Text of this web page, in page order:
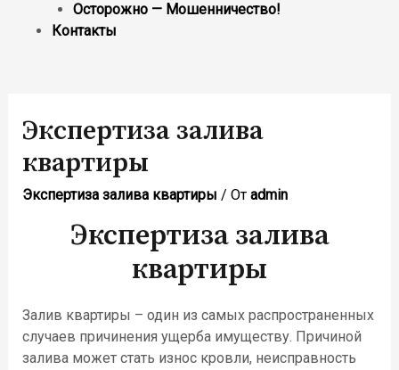
Осторожно — Мошенничество!
Контакты
Экспертиза залива
квартиры
Экспертиза залива квартиры / От admin
Экспертиза залива
квартиры
Залив квартиры – один из самых распространенных
случаев причинения ущерба имуществу. Причиной
залива может стать износ кровли, неисправность